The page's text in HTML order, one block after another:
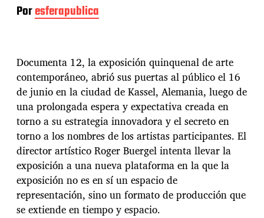
Poresferapublica
Documenta 12, la exposición quinquenal de arte
contemporáneo, abrió sus puertas al público el 16
de junio en la ciudad de Kassel, Alemania, luego de
una prolongada espera y expectativa creada en
torno a su estrategia innovadora y el secreto en
torno a los nombres de los artistas participantes. El
director artístico Roger Buergel intenta llevar la
exposición a una nueva plataforma en la que la
exposición no es en sí un espacio de
representación, sino un formato de producción que
se extiende en tiempo y espacio.